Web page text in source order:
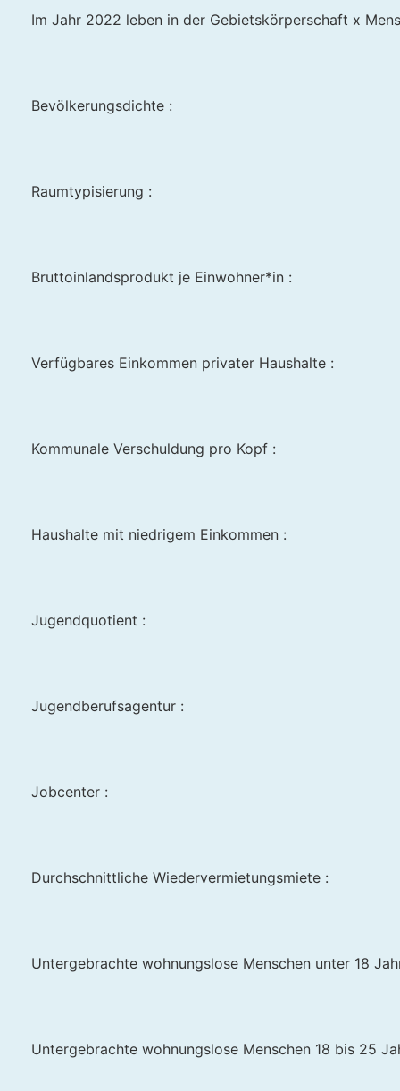
Im Jahr 2022 leben in der Gebietskörperschaft x
Bevölkerungsdichte :
Raumtypisierung :
Bruttoinlandsprodukt je Einwohner*in :
Verfügbares Einkommen privater Haushalte :
Kommunale Verschuldung pro Kopf :
Haushalte mit niedrigem Einkommen :
Jugendquotient :
Jugendberufsagentur :
Jobcenter :
Durchschnittliche Wiedervermietungsmiete :
Untergebrachte wohnungslose Menschen unter 18
Untergebrachte wohnungslose Menschen 18 bis 25